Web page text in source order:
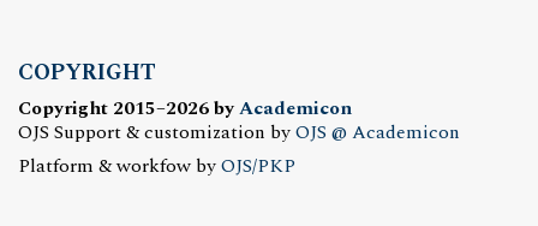
COPYRIGHT
Copyright 2015–2026 byAcademicon
OJS Support & customization byOJS @ Academicon
Platform & workfow byOJS/PKP